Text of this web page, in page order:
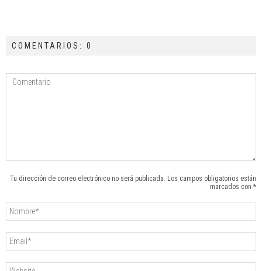
COMENTARIOS: 0
Tu dirección de correo electrónico no será publicada. Los campos obligatorios están
marcados con *